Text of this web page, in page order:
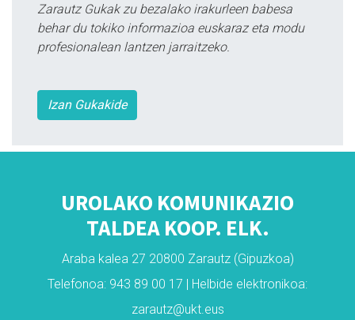
Zarautz Gukak zu bezalako irakurleen babesa
behar du tokiko informazioa euskaraz eta modu
profesionalean lantzen jarraitzeko.
Izan Gukakide
UROLAKO KOMUNIKAZIO
TALDEA KOOP. ELK.
Araba kalea 27 20800 Zarautz (Gipuzkoa)
Telefonoa: 943 89 00 17 | Helbide elektronikoa:
zarautz@ukt.eus